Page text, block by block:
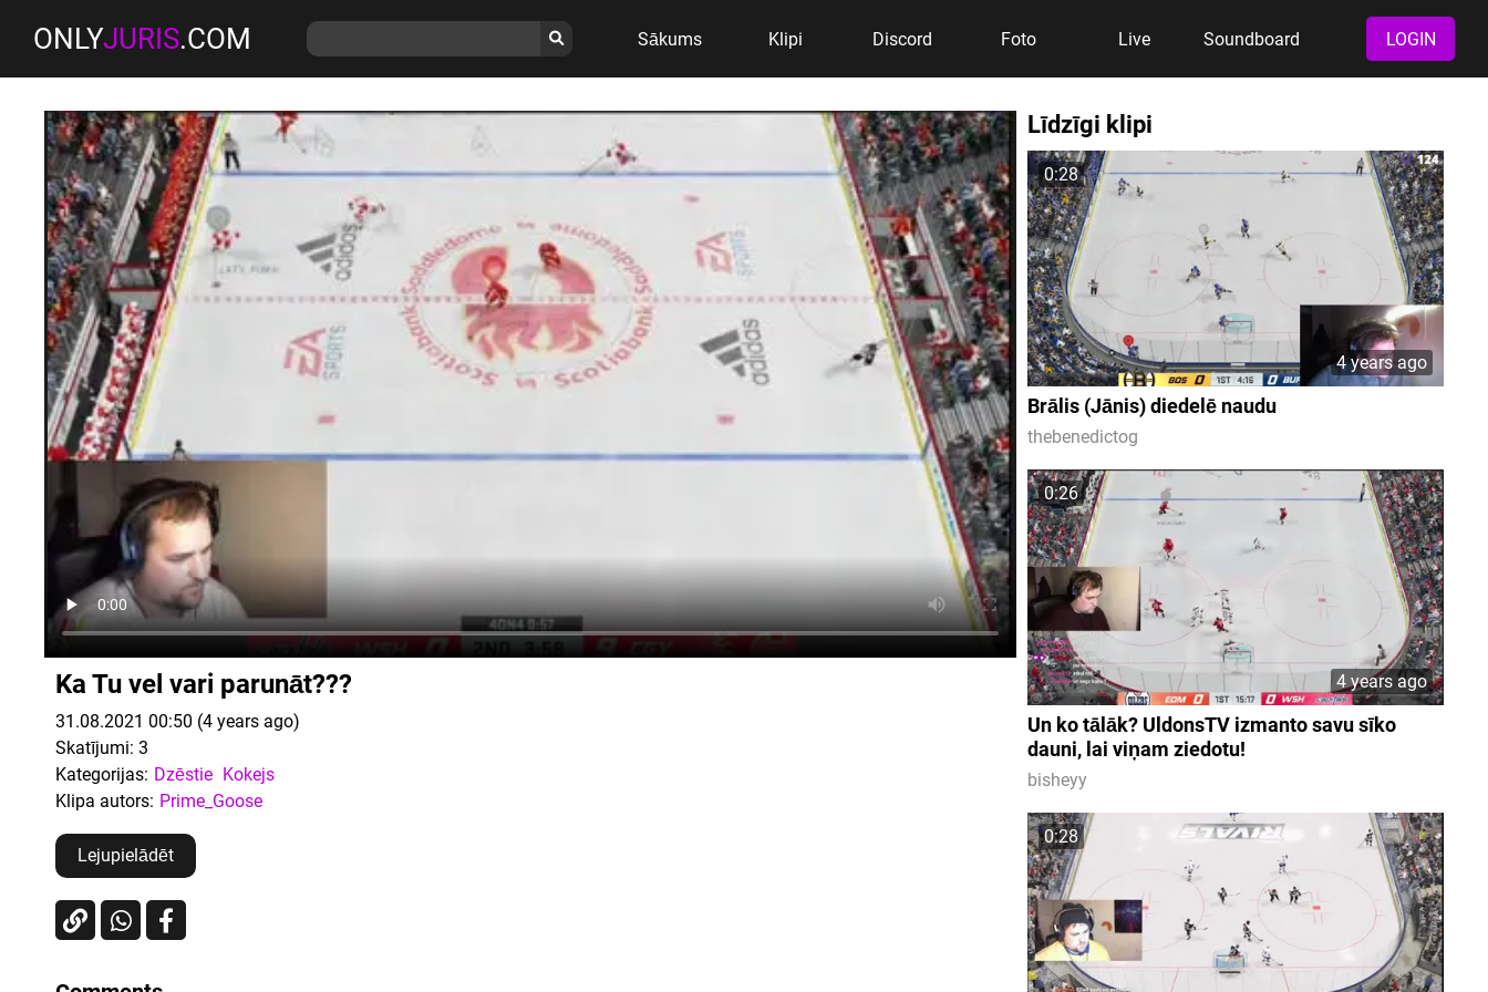
ONLYJURIS.COM Sākums Klipi Discord Foto Live Soundboard LOGIN
Ka Tu vel vari parunāt???
31.08.2021 00:50 (4 years ago)
Skatījumi: 3
Kategorijas: Dzēstie Kokejs
Klipa autors: Prime_Goose
Lejupielādēt
Līdzīgi klipi
0:28
4 years ago
Brālis (Jānis) diedelē naudu
thebenedictog
0:26
4 years ago
Un ko tālāk? UldonsTV izmanto savu sīko
dauni, lai viņam ziedotu!
bisheyy
0:28